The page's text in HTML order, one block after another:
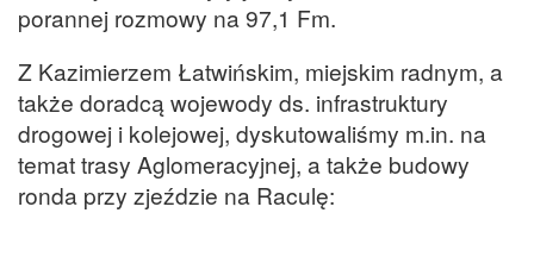
porannej rozmowy na 97,1 Fm.
Z Kazimierzem Łatwińskim, miejskim radnym, a
także doradcą wojewody ds. infrastruktury
drogowej i kolejowej, dyskutowaliśmy m.in. na
temat trasy Aglomeracyjnej, a także budowy
ronda przy zjeździe na Raculę: